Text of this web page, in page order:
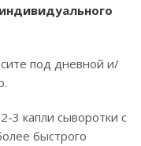
под дневной и/
капли сыворотки с
быстрого